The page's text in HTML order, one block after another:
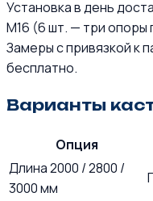
Установка в день
М16 (6 шт. — три опоры
Замеры с привязкой к
бесплатно.
Варианты
Опция
Длина 2000 / 2800 /
3000 мм